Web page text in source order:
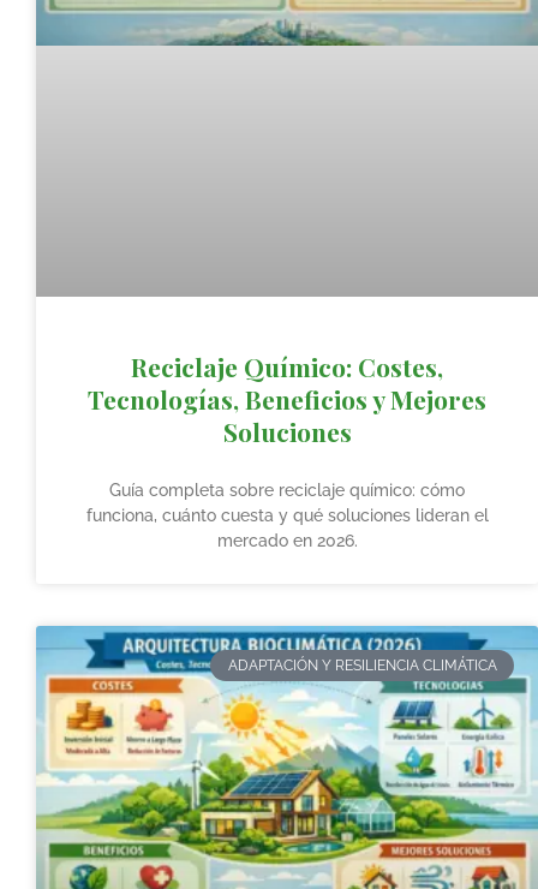
Reciclaje Químico: Costes,
Tecnologías, Beneficios y Mejores
Soluciones
Guía completa sobre reciclaje químico: cómo
funciona, cuánto cuesta y qué soluciones lideran el
mercado en 2026.
ADAPTACIÓN Y RESILIENCIA CLIMÁTICA